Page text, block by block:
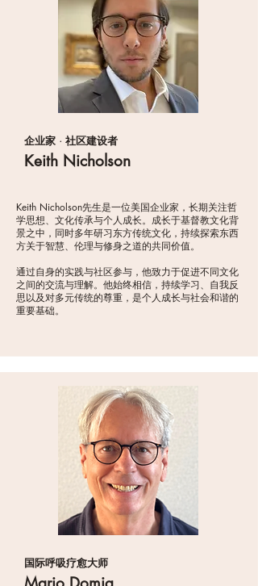
企业家 · 社区建设者
Keith Nicholson
Keith Nicholson先生是一位美国企业家，长期关注哲
学思想、文化传承与个人成长。成长于基督教文化背
景之中，同时多年研习东方传统文化，持续探索东西
方关于智慧、伦理与修身之道的共同价值。
通过自身的实践与社区参与，他致力于促进不同文化
之间的交流与理解。他始终相信，持续学习、自我反
思以及对多元传统的尊重，是个人成长与社会和谐的
重要基础。
国际呼吸疗愈大师